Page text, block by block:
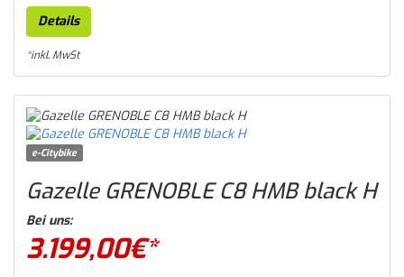
Details
*inkl. MwSt
e-Citybike
Gazelle GRENOBLE C8 HMB black H
Bei uns:
3.199,00€*